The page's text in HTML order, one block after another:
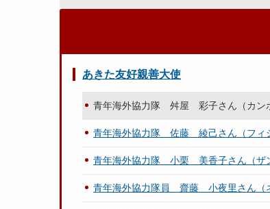
あきた友好親善大使
青年海外協力隊 舛屋 彩子さん（カン
青年海外協力隊 佐藤 綾己さん（フィ
青年海外協力隊 小栗 美香子さん（ザ
青年海外協力隊員 齋藤 小夜里さん（